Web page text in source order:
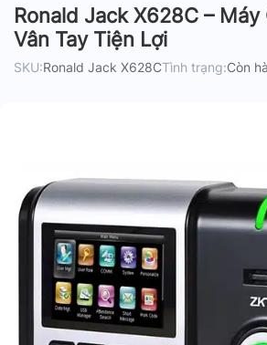
Ronald Jack X628C – Máy
Vân Tay Tiện Lợi
SKU:Ronald Jack X628CTình trạng:Còn